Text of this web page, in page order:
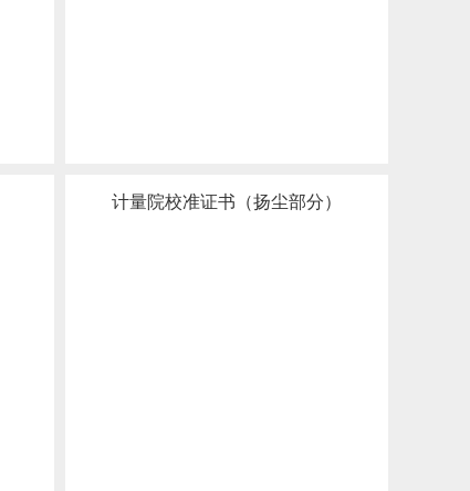
计量院校准证书（扬尘部分）